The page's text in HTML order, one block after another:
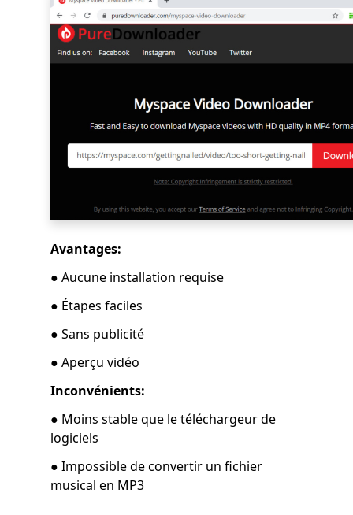
Avantages:
● Aucune installation requise
● Étapes faciles
● Sans publicité
● Aperçu vidéo
Inconvénients:
● Moins stable que le téléchargeur de
logiciels
● Impossible de convertir un fichier
musical en MP3